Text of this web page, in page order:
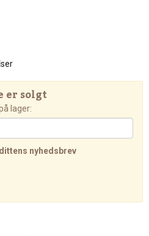
er solgt
lager:
nyhedsbrev